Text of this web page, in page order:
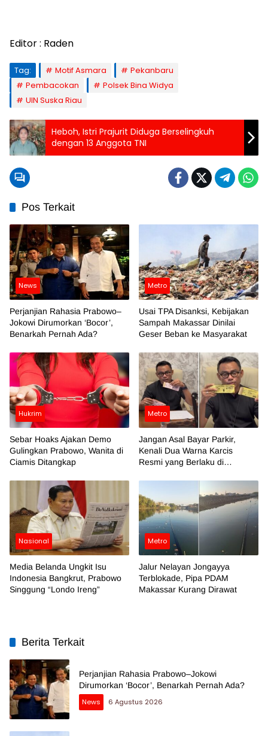
Editor : Raden
Tag: Motif Asmara
Pekanbaru
Pembacokan
Polsek Bina Widya
UIN Suska Riau
Heboh, Istri Prajurit Diduga Berselingkuh
dengan 13 Anggota TNI
Pos Terkait
News
Perjanjian Rahasia Prabowo–
Jokowi Dirumorkan ‘Bocor’,
Benarkah Pernah Ada?
Metro
Usai TPA Disanksi, Kebijakan
Sampah Makassar Dinilai
Geser Beban ke Masyarakat
Hukrim
Sebar Hoaks Ajakan Demo
Gulingkan Prabowo, Wanita di
Ciamis Ditangkap
Metro
Jangan Asal Bayar Parkir,
Kenali Dua Warna Karcis
Resmi yang Berlaku di
Nasional
Media Belanda Ungkit Isu
Indonesia Bangkrut, Prabowo
Singgung “Londo Ireng”
Metro
Jalur Nelayan Jongayya
Terblokade, Pipa PDAM
Makassar Kurang Dirawat
Berita Terkait
Perjanjian Rahasia Prabowo–Jokowi
Dirumorkan ‘Bocor’, Benarkah Pernah Ada?
News
6 Agustus 2026